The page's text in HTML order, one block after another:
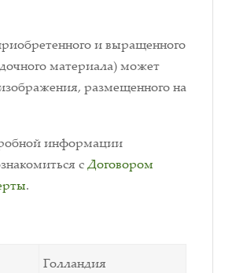
и выращенного
материала) может
размещенного на
информации
сДоговором
.
Голландия